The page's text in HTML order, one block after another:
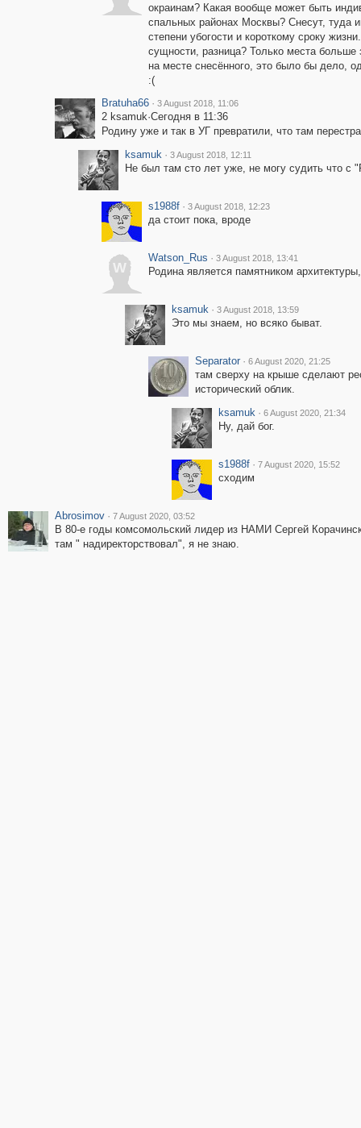
окраинам? Какая вообще может быть
спальных районах Москвы? Снесут, туда
степени убогости и короткому сроку
сущности, разница? Только места
на месте снесённого, это было бы дело,
:(
Bratuha66 · 3 August 2018, 11:06
2 ksamuk·Сегодня в 11:36
Родину уже и так в УГ превратили, что там
ksamuk · 3 August 2018, 12:11
Не был там сто лет уже, не могу судить что с
s1988f · 3 August 2018, 12:23
да стоит пока, вроде
W
Watson_Rus · 3 August 2018, 13:41
Родина является памятником
ksamuk · 3 August 2018, 13:59
Это мы знаем, но всяко быват.
Separator · 6 August 2020, 21:25
там сверху на крыше сделают
исторический облик.
ksamuk · 6 August 2020, 21:34
Ну, дай бог.
s1988f · 7 August 2020, 15:52
сходим
Abrosimov · 7 August 2020, 03:52
В 80-е годы комсомольский лидер из НАМИ Сергей
там " надиректорствовал", я не знаю.